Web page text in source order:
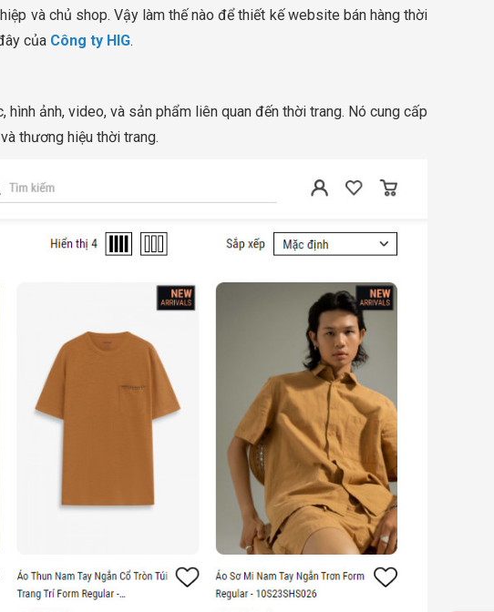
và chủ shop. Vậy làm thế nào để thiết kế website bán hàng thời
của Công ty HIG.
ảnh, video, và sản phẩm liên quan đến thời trang. Nó cung cấp
thương hiệu thời trang.